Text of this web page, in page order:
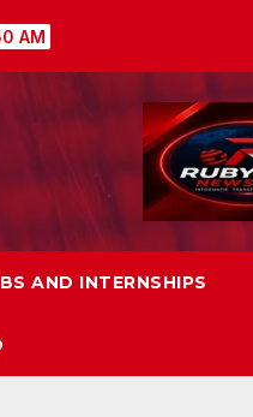
AM
AND INTERNSHIPS